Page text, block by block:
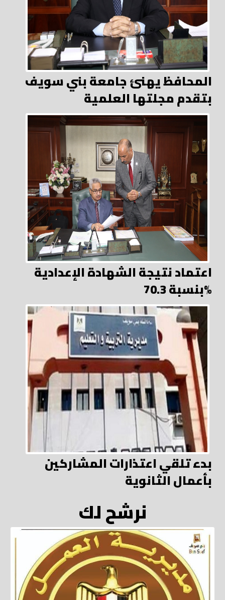
المحافظ يهنئ جامعة بني سويف
بتقدم مجلتها العلمية
اعتماد نتيجة الشهادة الإعدادية
بنسبة 70.3%
بدء تلقي اعتذارات المشاركين
بأعمال الثانوية
نرشح لك